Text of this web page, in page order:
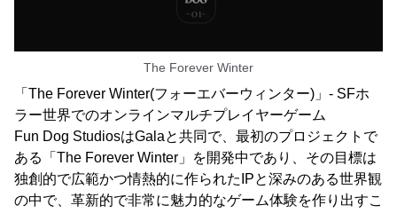
The Forever Winter
「The Forever Winter(フォーエバーウィンター)」- SFホ
ラー世界でのオンラインマルチプレイヤーゲーム
Fun Dog StudiosはGalaと共同で、最初のプロジェクトで
ある「The Forever Winter」を開発中であり、その目標は
独創的で広範かつ情熱的に作られたIPと深みのある世界観
の中で、革新的で非常に魅力的なゲーム体験を作り出すこ